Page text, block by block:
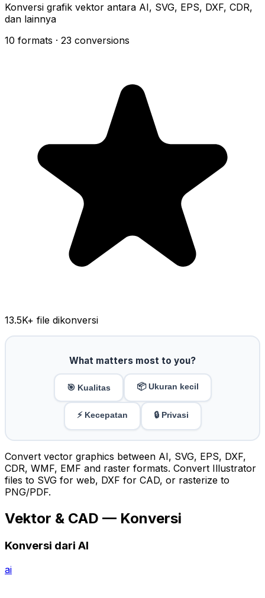
Konversi grafik vektor antara AI, SVG, EPS, DXF, CDR,
dan lainnya
10 formats · 23 conversions
13.5K+ file dikonversi
What matters most to you?
🎯 Kualitas 📦 Ukuran kecil
⚡ Kecepatan 🔒 Privasi
Convert vector graphics between AI, SVG, EPS, DXF,
CDR, WMF, EMF and raster formats. Convert Illustrator
files to SVG for web, DXF for CAD, or rasterize to
PNG/PDF.
Vektor & CAD — Konversi
Konversi dari AI
ai